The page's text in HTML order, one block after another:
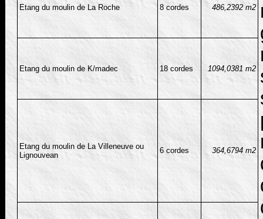
Etang du moulin de La Roche 8 cordes 486,2392 m2
Etang du moulin de K/madec 18 cordes 1094,0381 m2
Etang du moulin de La Villeneuve ou
Lignouvean
6 cordes 364,6794 m2